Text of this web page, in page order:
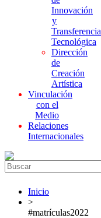
Innovación
y
Transferencia
Tecnológica
Dirección
de
Creación
Artística
Vinculación
con el
Medio
Relaciones
Internacionales
Inicio
>
#matrículas2022